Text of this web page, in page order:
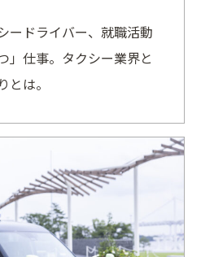
ードライバー、就職活動
」仕事。タクシー業界と
とは。